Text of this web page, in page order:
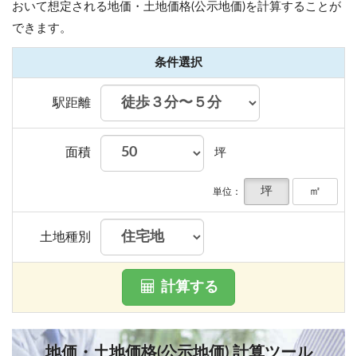
おいて想定される地価・土地価格(公示地価)を計算することが
できます。
条件選択
駅距離
面積 坪
単位： 坪 ㎡
土地種別
計算する